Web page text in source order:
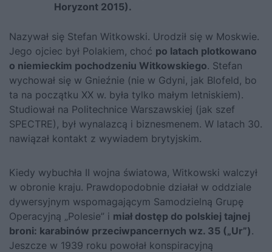
Horyzont 2015).
Nazywał się Stefan Witkowski. Urodził się w Moskwie.
Jego ojciec był Polakiem, choć po latach plotkowano
o niemieckim pochodzeniu Witkowskiego. Stefan
wychował się w Gnieźnie (nie w Gdyni, jak Blofeld, bo
ta na początku XX w. była tylko małym letniskiem).
Studiował na Politechnice Warszawskiej (jak szef
SPECTRE), był wynalazcą i biznesmenem. W latach 30.
nawiązał kontakt z wywiadem brytyjskim.
Kiedy wybuchła II wojna światowa, Witkowski walczył
w obronie kraju. Prawdopodobnie działał w oddziale
dywersyjnym wspomagającym Samodzielną Grupę
Operacyjną „Polesie” i miał dostęp do polskiej tajnej
broni: karabinów przeciwpancernych wz. 35 („Ur”).
Jeszcze w 1939 roku powołał konspiracyjną